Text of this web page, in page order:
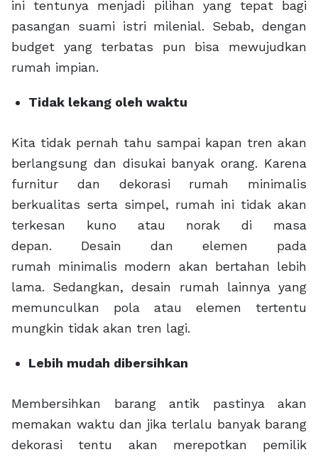
ini tentunya menjadi pilihan yang tepat bagi
pasangan suami istri milenial. Sebab, dengan
budget yang terbatas pun bisa mewujudkan
rumah impian.
Tidak lekang oleh waktu
Kita tidak pernah tahu sampai kapan tren akan
berlangsung dan disukai banyak orang. Karena
furnitur dan dekorasi rumah minimalis
berkualitas serta simpel, rumah ini tidak akan
terkesan kuno atau norak di masa
depan. Desain dan elemen pada
rumah minimalis modern akan bertahan lebih
lama. Sedangkan, desain rumah lainnya yang
memunculkan pola atau elemen tertentu
mungkin tidak akan tren lagi.
Lebih mudah dibersihkan
Membersihkan barang antik pastinya akan
memakan waktu dan jika terlalu banyak barang
dekorasi tentu akan merepotkan pemilik